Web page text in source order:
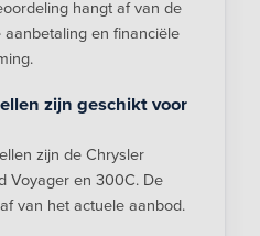
hangt af van de
en financiële
zijn geschikt voor
zijn de Chrysler
Voyager en 300C. De
van het actuele aanbod.